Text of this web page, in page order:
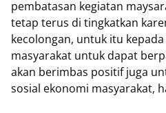
pembatasan kegiatan
tetap terus di tingkatkan
kecolongan, untuk itu
masyarakat untuk dapat
akan berimbas positif juga
sosial ekonomi masyarakat,